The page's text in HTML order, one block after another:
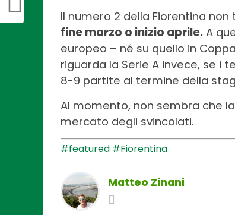
Il numero 2 della Fiorentina
fine marzo o inizio aprile. A
europeo – né su quello in
riguarda la Serie A invece, se i
8-9 partite al termine della
Al momento, non sembra che
mercato degli svincolati.
#featured #Fiorentina
Matteo Zinani